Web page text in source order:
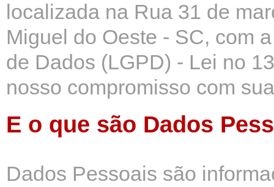
localizada na Rua 31 de
Miguel do Oeste - SC, com
de Dados (LGPD) - Lei no
nosso compromisso com
E o que são Dados
Dados Pessoais são